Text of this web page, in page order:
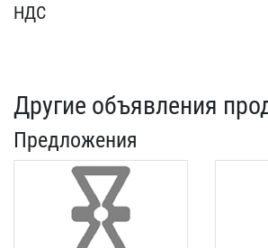
НДС
Другие объявления
Предложения